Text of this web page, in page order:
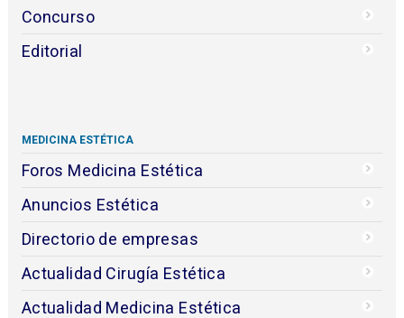
Concurso
Editorial
MEDICINA ESTÉTICA
Foros Medicina Estética
Anuncios Estética
Directorio de empresas
Actualidad Cirugía Estética
Actualidad Medicina Estética